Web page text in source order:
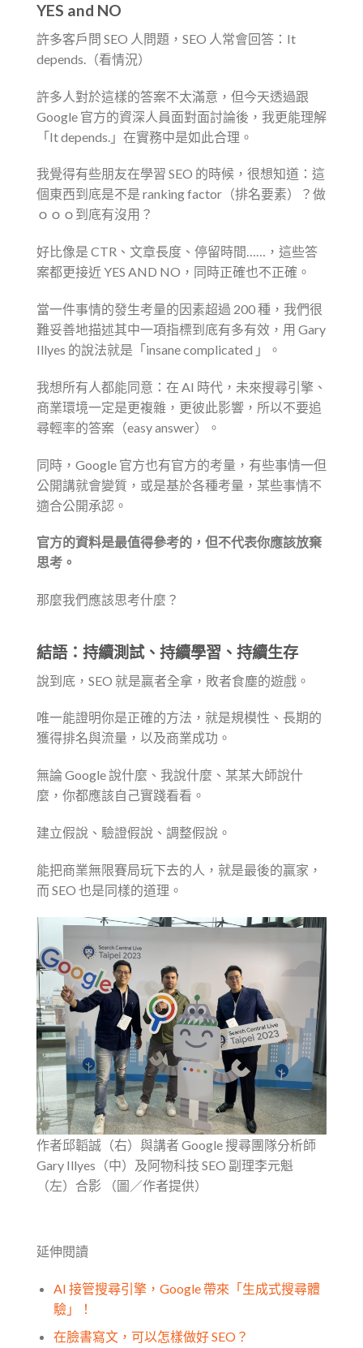
YES and NO
許多客戶問 SEO 人問題，SEO 人常會回答：It
depends.（看情況）
許多人對於這樣的答案不太滿意，但今天透過跟
Google 官方的資深人員面對面討論後，我更能理解
「It depends.」在實務中是如此合理。
我覺得有些朋友在學習 SEO 的時候，很想知道：這
個東西到底是不是 ranking factor（排名要素）？做
ｏｏｏ到底有沒用？
好比像是 CTR、文章長度、停留時間……，這些答
案都更接近 YES AND NO，同時正確也不正確。
當一件事情的發生考量的因素超過 200 種，我們很
難妥善地描述其中一項指標到底有多有效，用 Gary
Illyes 的說法就是「insane complicated 」。
我想所有人都能同意：在 AI 時代，未來搜尋引擎、
商業環境一定是更複雜，更彼此影響，所以不要追
尋輕率的答案（easy answer）。
同時，Google 官方也有官方的考量，有些事情一但
公開講就會變質，或是基於各種考量，某些事情不
適合公開承認。
官方的資料是最值得參考的，但不代表你應該放棄
思考。
那麼我們應該思考什麼？
結語：持續測試、持續學習、持續生存
說到底，SEO 就是贏者全拿，敗者食塵的遊戲。
唯一能證明你是正確的方法，就是規模性、長期的
獲得排名與流量，以及商業成功。
無論 Google 說什麼、我說什麼、某某大師說什
麼，你都應該自己實踐看看。
建立假說、驗證假說、調整假說。
能把商業無限賽局玩下去的人，就是最後的贏家，
而 SEO 也是同樣的道理。
作者邱韜誠（右）與講者 Google 搜尋團隊分析師
Gary Illyes（中）及阿物科技 SEO 副理李元魁
（左）合影 （圖／作者提供）
延伸閱讀
AI 接管搜尋引擎，Google 帶來「生成式搜尋體
驗」！
在臉書寫文，可以怎樣做好 SEO？